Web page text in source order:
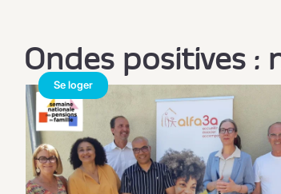
Ondes positives :
Se loger